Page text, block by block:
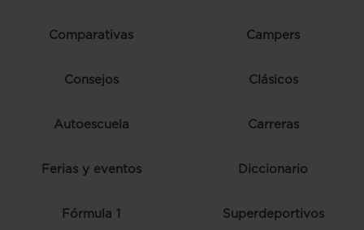
Comparativas Campers
Consejos Clásicos
Autoescuela Carreras
Ferias y eventos Diccionario
Fórmula 1 Superdeportivos